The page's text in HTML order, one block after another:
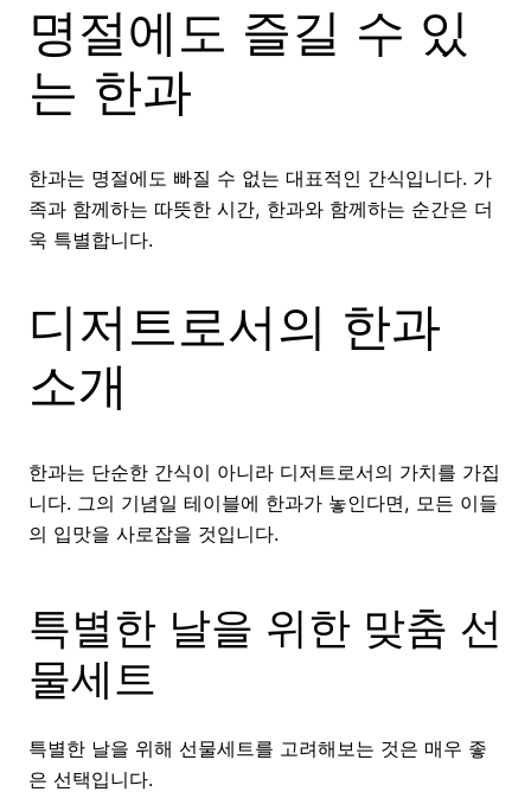
명절에도 즐길 수 있
는 한과
한과는 명절에도 빠질 수 없는 대표적인 간식입니다. 가
족과 함께하는 따뜻한 시간, 한과와 함께하는 순간은 더
욱 특별합니다.
디저트로서의 한과
소개
한과는 단순한 간식이 아니라 디저트로서의 가치를 가집
니다. 그의 기념일 테이블에 한과가 놓인다면, 모든 이들
의 입맛을 사로잡을 것입니다.
특별한 날을 위한 맞춤 선
물세트
특별한 날을 위해 선물세트를 고려해보는 것은 매우 좋
은 선택입니다.